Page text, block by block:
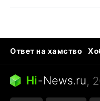
Ответ на хамство
Бензин 100 vs 95
Следующая пандемия
Hi-News.ru,